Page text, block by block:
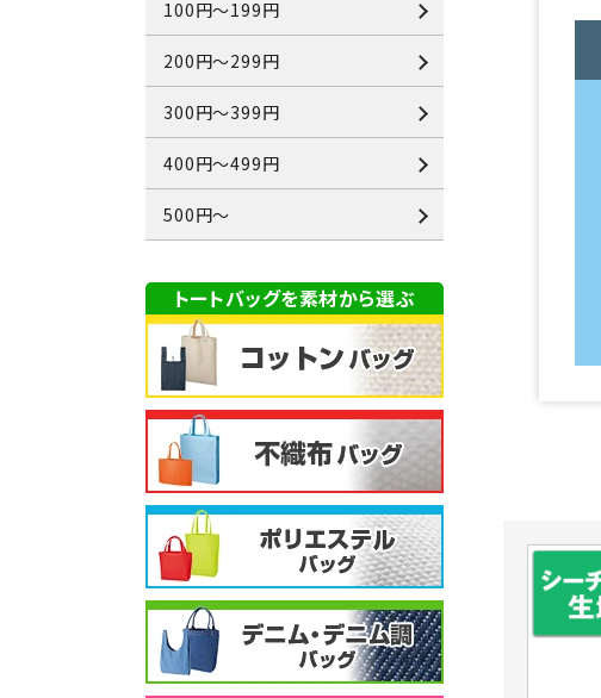
100円～199円
200円～299円
300円～399円
400円～499円
500円～
トートバッグを素材から選ぶ